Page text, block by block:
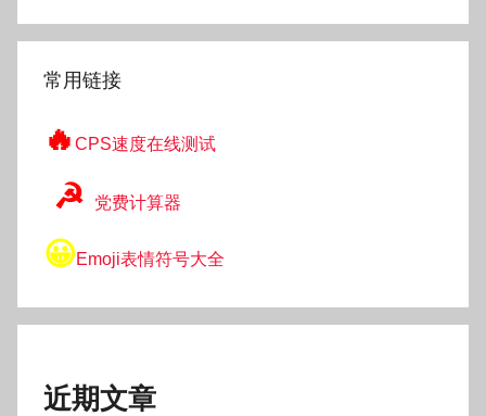
索
常用链接
🔥 CPS速度在线测试
☭ 党费计算器
😀Emoji表情符号大全
近期文章